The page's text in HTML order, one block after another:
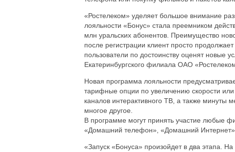
«Ростелеком» уделяет большое внимание
лояльности «Бонус» стала преемником
млн уральских абонентов. Преимущество
после регистрации клиент просто
пользователи по достоинству оценят новые
Екатеринбургского филиала ОАО
Новая программа лояльности
тарифные опции по увеличению скорости
каналов интерактивного ТВ, а также минуты
многое другое.
В программе могут принять участие любые
«Домашний телефон», «Домашний Интернет»
«Запуск «Бонуса» произойдет в два этапа.